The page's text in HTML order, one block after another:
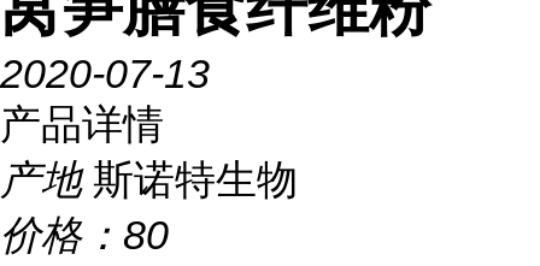
2020-07-13
产品详情
产地 斯诺特生物
价格： 80